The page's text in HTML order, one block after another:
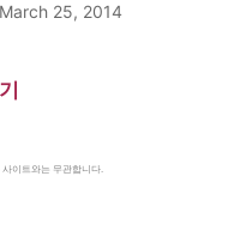
March 25, 2014
이트와는 무관합니다.